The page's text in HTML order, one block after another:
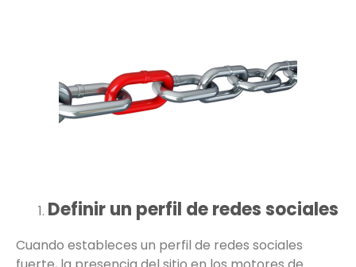
Definir un perfil de redes sociales
Cuando estableces un perfil de redes sociales